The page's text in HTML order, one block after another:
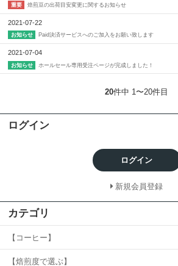
重要 焙煎豆の出荷目安変更に関するお知らせ
2021-07-22
お知らせ Paid決済サービスへのご加入をお願い致します
2021-07-04
お知らせ ホールセール専用受注ページが完成しました！
20件中 1〜20件目
ログイン
ログイン
新規会員登録
カテゴリ
【コーヒー】
【焙煎度で選ぶ】